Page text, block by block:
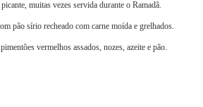
muitas vezes servida durante o Ramadã.
pão sírio recheado com carne moída e grelhados.
vermelhos assados, nozes, azeite e pão.